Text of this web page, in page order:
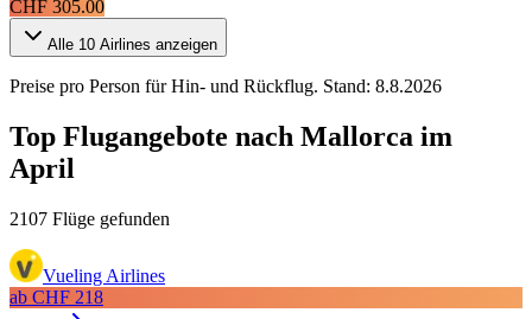
CHF 305.00
Alle 10 Airlines anzeigen
Preise pro Person für Hin- und Rückflug. Stand: 8.8.2026
Top Flugangebote nach Mallorca im
April
2107 Flüge gefunden
Vueling Airlines
ab CHF 218